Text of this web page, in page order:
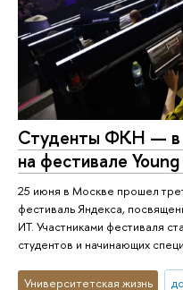
Студенты ФКН — в
на фестивале
25 июня в Москве прошел
фестиваль Яндекса,
ИТ. Участниками фестиваля
студентов и начинающих
Университетская жизнь